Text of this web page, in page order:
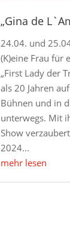
„Gina de
24.04. und
(K)eine Frau für
„First Lady der
als 20 Jahren
Bühnen und in
unterwegs. Mit
Show
2024...
mehr lesen